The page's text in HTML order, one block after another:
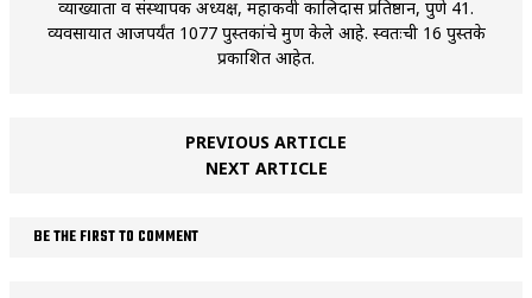
व्याख्याता व संस्थापक अध्यक्ष, महाकवी कालिदास प्रतिष्ठान, पुणे 41.
व्यवसायात आजपर्यंत 1077 पुस्तकांचे मुद्रण केले आहे. स्वतःची 16 पुस्तके
प्रकाशित आहेत.
PREVIOUS ARTICLE
NEXT ARTICLE
BE THE FIRST TO COMMENT